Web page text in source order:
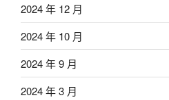
2024 年 12 月
2024 年 10 月
2024 年 9 月
2024 年 3 月